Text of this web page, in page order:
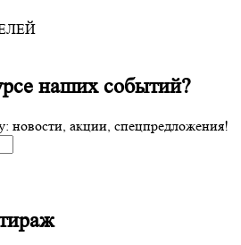
наших событий?
новости, акции, спецпредложения!